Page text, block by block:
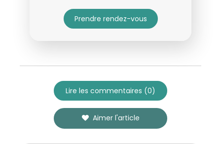
Prendre rendez-vous
Lire les commentaires (0)
Aimer l'article